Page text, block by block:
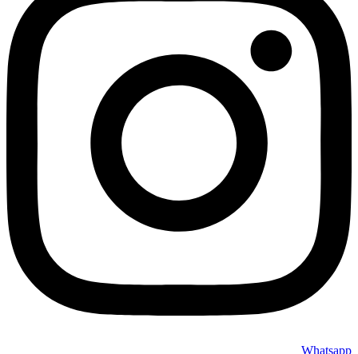
Whatsapp